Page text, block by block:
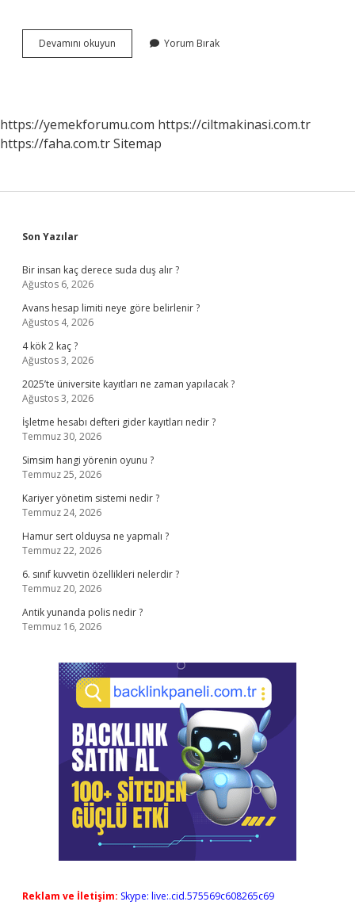
Devamını okuyun Tıpkıçekim
Nedir
Yorum Bırak
https://yemekforumu.com https://ciltmakinasi.com.tr
https://faha.com.trSitemap
Sidebar
Son Yazılar
Bir insan kaç derece suda duş alır ?
Ağustos 6, 2026
Avans hesap limiti neye göre belirlenir ?
Ağustos 4, 2026
4 kök 2 kaç ?
Ağustos 3, 2026
2025’te üniversite kayıtları ne zaman yapılacak ?
Ağustos 3, 2026
İşletme hesabı defteri gider kayıtları nedir ?
Temmuz 30, 2026
Simsim hangi yörenin oyunu ?
Temmuz 25, 2026
Kariyer yönetim sistemi nedir ?
Temmuz 24, 2026
Hamur sert olduysa ne yapmalı ?
Temmuz 22, 2026
6. sınıf kuvvetin özellikleri nelerdir ?
Temmuz 20, 2026
Antik yunanda polis nedir ?
Temmuz 16, 2026
Reklam ve İletişim: Skype: live:.cid.575569c608265c69